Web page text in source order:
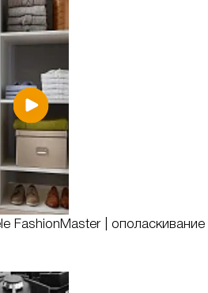
FashionMaster | ополаскивание